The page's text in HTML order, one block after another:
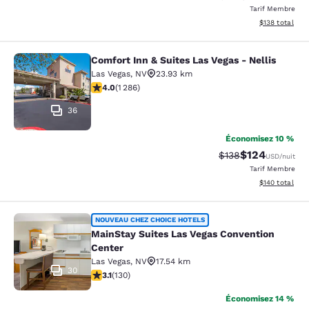
Tarif Membre
Afficher les
$138 total
Comfort Inn & Suites Las Vegas -
36
Comfort Inn & Suites Las Vegas - Nellis
Las Vegas, NV
23.93 km
4.03 étoiles. Très Bien. 1286 commentaires
4.0(1 286)
Économisez 10 %
Tarif barré :
$138Tarif réduit :
$124USD/nuit
Tarif Membre
Afficher les
$140 total
MainStay Suites Las Vegas
30
NOUVEAU CHEZ CHOICE HOTELS
MainStay Suites Las Vegas Convention
Center
Las Vegas, NV
17.54 km
3.11 étoiles. Bien. 130 commentaires
3.1(130)
Économisez 14 %